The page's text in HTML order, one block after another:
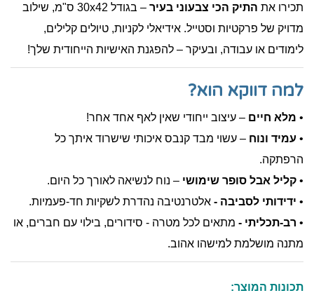
תכירו את התיק הכי צבעוני בעיר
– בגודל 30x42 ס"מ, שילוב
מדויק של פרקטיות וסטייל. אידיאלי לקניות, טיולים קלילים,
לימודים או עבודה, ובעיקר – להפגנת האישיות הייחודית שלך!
למה דווקא הוא?
• מלא חיים – עיצוב ייחודי שאין לאף אחד אחר!
• עמיד ונוח – עשוי מבד קנבס איכותי שישרוד איתך כל
הרפתקה.
• קליל אבל סופר שימושי – נוח לנשיאה לאורך כל היום.
• ידידותי לסביבה - אלטרנטיבה נהדרת לשקיות חד-פעמיות.
• רב-תכליתי - מתאים לכל מטרה - סידורים, בילוי עם חברים, או
מתנה מושלמת למישהו אהוב.
תכונות המוצר: